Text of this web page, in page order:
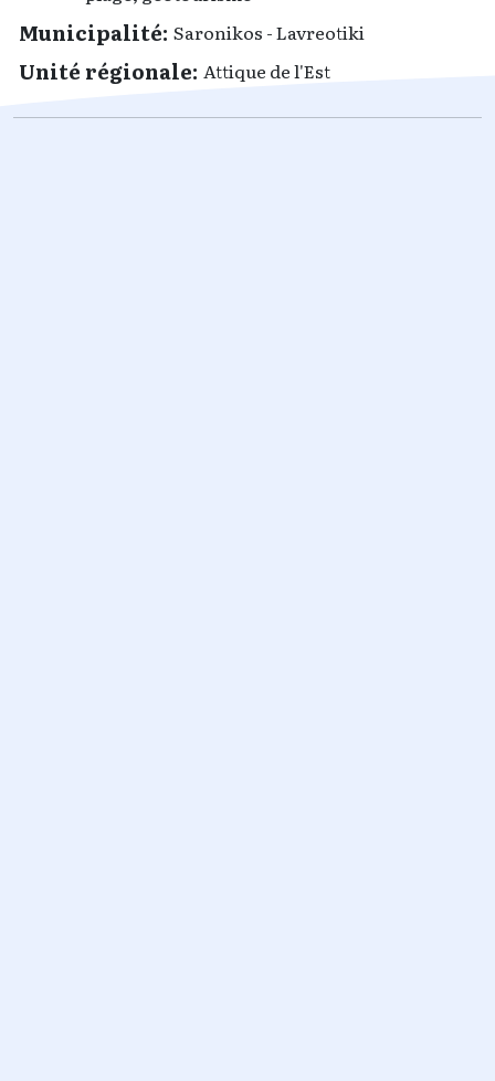
Municipalité: Saronikos - Lavreotiki
Unité régionale: Attique de l'Est